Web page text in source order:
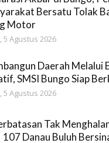
Bersatu Tolak
Motor
5 Agustus 2026
Daerah Melalui
SMSI Bungo Siap
5 Agustus 2026
Tak
107 Danau Buluh